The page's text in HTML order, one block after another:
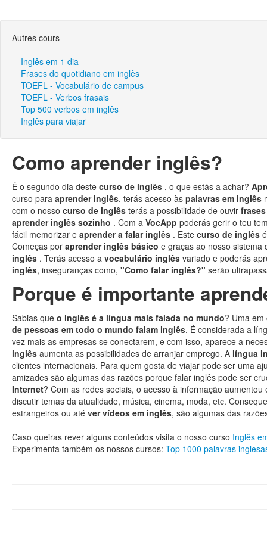
Autres cours
Inglês em 1 dia
Frases do quotidiano em inglês
TOEFL - Vocabulário de campus
TOEFL - Verbos frasais
Top 500 verbos em inglês
Inglês para viajar
Como aprender inglês?
É o segundo dia deste curso de inglês , o que estás a achar?
curso para aprender inglês, terás acesso às palavras em inglês
com o nosso curso de inglês terás a possibilidade de ouvir
aprender inglês sozinho . Com a VocApp poderás gerir o teu
fácil memorizar e aprender a falar inglês . Este curso de inglês
Começas por aprender inglês básico e graças ao nosso
inglês . Terás acesso a vocabulário inglês variado e poderás
inglês, inseguranças como, "Como falar inglês?" serão
Porque é importante
Sabias que o inglês é a língua mais falada no mundo? Uma
de pessoas em todo o mundo falam inglês. É considerada a
vez mais as empresas se conectarem, e com isso, aparece a
inglês aumenta as possibilidades de arranjar emprego. A língua
clientes internacionais. Para quem gosta de viajar pode ser uma
amizades são algumas das razões porque falar inglês pode ser
Internet? Com as redes sociais, o acesso à informação
discutir temas da atualidade, música, cinema, moda, etc.
estrangeiros ou até ver vídeos em inglês, são algumas das
Caso queiras rever alguns conteúdos visita o nosso curso Inglês
Experimenta também os nossos cursos: Top 1000 palavras